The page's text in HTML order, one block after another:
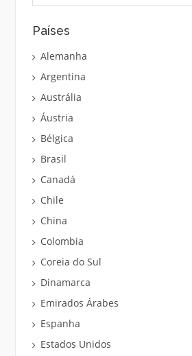
Países
Alemanha
Argentina
Austrália
Áustria
Bélgica
Brasil
Canadá
Chile
China
Colombia
Coreia do Sul
Dinamarca
Emirados Árabes
Espanha
Estados Unidos